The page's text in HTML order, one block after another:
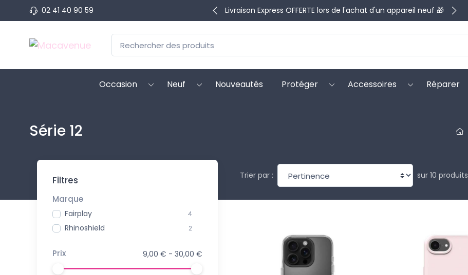
02 41 40 90 59 Livraison Express OFFERTE lors de l'achat d'un appareil neuf 🎁
Occasion Neuf Nouveautés Protéger Accessoires Réparer
Série 12
Filtres
Marque
Fairplay 4
Rhinoshield 2
Prix 9,00 € - 30,00 €
Trier par : sur 10 produits